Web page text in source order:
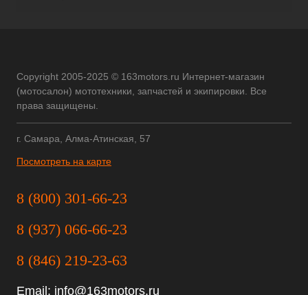
Copyright 2005-2025 © 163motors.ru Интернет-магазин
(мотосалон) мототехники, запчастей и экипировки. Все
права защищены.
г. Самара, Алма-Атинская, 57
Посмотреть на карте
8 (800) 301-66-23
8 (937) 066-66-23
8 (846) 219-23-63
Email: info@163motors.ru